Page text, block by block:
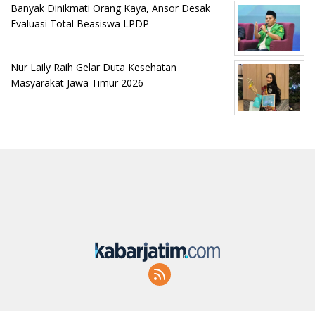
Banyak Dinikmati Orang Kaya, Ansor Desak
Evaluasi Total Beasiswa LPDP
Nur Laily Raih Gelar Duta Kesehatan
Masyarakat Jawa Timur 2026